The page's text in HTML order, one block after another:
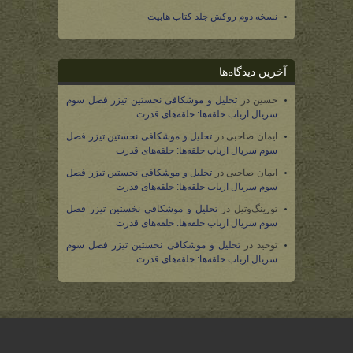
نسخه دوم روکش جلد کتاب هابیت
آخرین دیدگاه‌ها
حسین در تحلیل و موشکافی نخستین تیزر فصل سوم
سریال ارباب حلقه‌ها: حلقه‌های قدرت
ایمان صاحبی در تحلیل و موشکافی نخستین تیزر فصل
سوم سریال ارباب حلقه‌ها: حلقه‌های قدرت
ایمان صاحبی در تحلیل و موشکافی نخستین تیزر فصل
سوم سریال ارباب حلقه‌ها: حلقه‌های قدرت
تورینگ‌وتیل در تحلیل و موشکافی نخستین تیزر فصل
سوم سریال ارباب حلقه‌ها: حلقه‌های قدرت
توحید درتحلیل و موشکافی نخستین تیزر فصل سوم
سریال ارباب حلقه‌ها: حلقه‌های قدرت